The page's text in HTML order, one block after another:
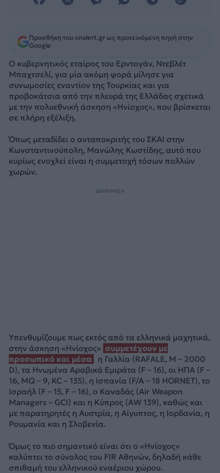
Προσθήκη του onalert.gr ως προτεινόμενη πηγή στην
Google
Ο κυβερνητικός εταίρος του Ερντογάν, Ντεβλέτ
Μπαχτσελί, για μία ακόμη φορά μίλησε για
συνωμοσίες εναντίον της Τουρκίας και για
προβοκάτσια από την πλευρά της Ελλάδας σχετικά
με την πολυεθνική άσκηση «Ηνίοχος», που βρίσκεται
σε πλήρη εξέλιξη.
Όπως μεταδίδει ο ανταποκριτής του ΣΚΑΙ στην
Κωνσταντινούπολη, Μανώλης Κωστίδης, αυτό που
κυρίως ενοχλεί είναι η συμμετοχή τόσων πολλών
χωρών.
ΔΙΑΦΗΜΙΣΗ
Υπενθυμίζουμε πως εκτός από τα ελληνικά μαχητικά,
στην άσκηση «Ηνίοχος» συμμετέχουν με
προσωπικό και μέσα
η Γαλλία (RAFALE, M – 2000
D), τα Ηνωμένα Αραβικά Εμιράτα (F – 16), οι ΗΠΑ (F –
16, MQ – 9, KC – 135), η Ισπανία (F/A – 18 HORNET), το
Ισραήλ (F – 15, F – 16), ο Καναδάς (Air Weapon
Managers – GCI) και η Κύπρος (AW 139), καθώς και
με παρατηρητές η Αυστρία, η Αίγυπτος, η Ιορδανία, η
Ρουμανία και η Σλοβενία.
Όμως το πιο σημαντικό είναι ότι ο «Ηνίοχος»
καλύπτει το σύνολος του FIR Αθηνών, δηλαδή κάθε
σπιθαμή του ελληνικού εναέριου χώρου.